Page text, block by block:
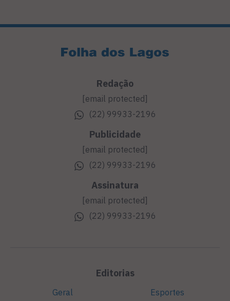
Redação
[email protected]
(22) 99933-2196
Publicidade
[email protected]
(22) 99933-2196
Assinatura
[email protected]
(22) 99933-2196
Editorias
Geral
Esportes